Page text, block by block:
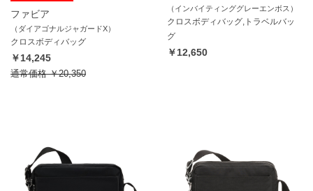
ファビア
（ダイアゴナルジャガードX）
クロスボディバッグ
￥14,245
通常価格￥20,350
（インバイティンググレーエンボス）
クロスボディバッグ,トラベルバッ
グ
￥12,650